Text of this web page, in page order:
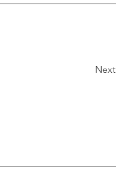
Next